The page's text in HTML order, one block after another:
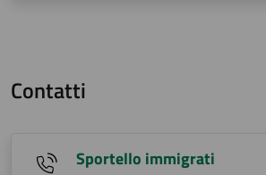
Contatti
Sportello immigrati